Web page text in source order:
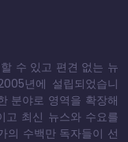
수 있고 편견 없는 뉴
년에 설립되었습니
분야로 영역을 확장해
고 최신 뉴스와 수요를
의 수백만 독자들이 선